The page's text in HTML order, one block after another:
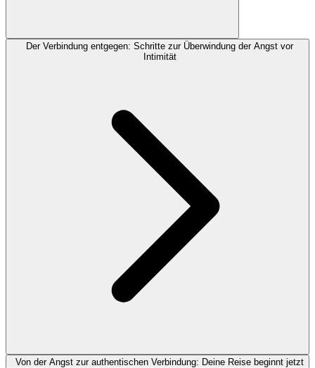
Der Verbindung entgegen: Schritte zur Überwindung der Angst vor
Intimität
Von der Angst zur authentischen Verbindung: Deine Reise beginnt jetzt